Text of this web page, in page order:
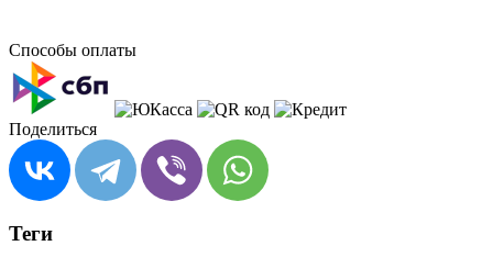
Способы оплаты
Поделиться
Теги